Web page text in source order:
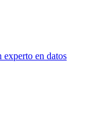
experto en datos